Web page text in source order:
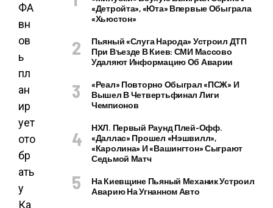
«Детройта», «Юта» Впервые Обыграла
«Хьюстон»
Пьяный «слуга Народа» Устроил ДТП
При Въезде В Киев: СМИ Массово
Удаляют Информацию Об Аварии
«Реал» Повторно Обыграл «ПСЖ» И
Вышел В Четвертьфинал Лиги
Чемпионов
НХЛ. Первый Раунд Плей-Офф.
«Даллас» Прошел «Нэшвилл»,
«Каролина» И «Вашингтон» Сыграют
Седьмой Матч
На Киевщине Пьяный Механик Устроил
Аварию На Угнанном Авто